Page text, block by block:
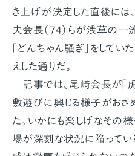
き上げが決定した直後に
夫会長（74）らが浅草の一
「どんちゃん騒ぎ」をして
えした通りだ。
記事では、尾﨑会長が「虎
敷遊びに興じる様子がおさ
た。いかにも楽しげなその
場が深刻な状況に陥って